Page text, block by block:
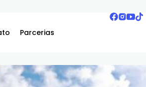
Parcerias